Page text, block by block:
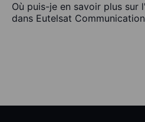
Où puis-je en savoir plus sur
dans Eutelsat